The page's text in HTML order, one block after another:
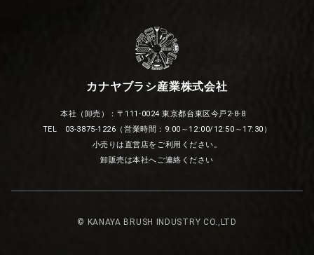
カナヤブラシ産業株式会社
本社（卸売）：〒111-0024 東京都台東区今戸2-8-8
TEL 03-3875-1226（営業時間：9:00～12:00/12:50～17:30）
小売りは直営店をご利用ください。
卸販売は本社へご連絡ください
© KANAYA BRUSH INDUSTRY CO.,LTD